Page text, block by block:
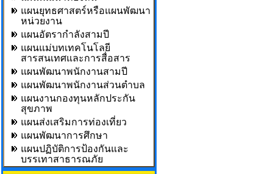
แผนยุทธศาสตร์หรือแผนพัฒนา
หน่วยงาน
แผนอัตรากำลังสามปี
แผนแม่บทเทคโนโลยี
สารสนเทศและการสื่อสาร
แผนพัฒนาพนักงานสามปี
แผนพัฒนาพนักงานส่วนตำบล
แผนงานกองทุนหลักประกัน
สุขภาพ
แผนส่งเสริมการท่องเที่ยว
แผนพัฒนาการศึกษา
แผนปฏิบัติการป้องกันและ
บรรเทาสาธารณภัย